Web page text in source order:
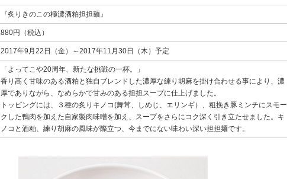
『炙りきのこの極濃酒粕担担麺』
880円（税込）
2017年9月22日（金）～2017年11月30日（木）予定
「よってこや20周年、新たな挑戦の一杯。」
香り高く甘味のある酒粕と独自ブレンドした濃厚な練り胡麻を掛け合わせる事により、濃
厚でありながら、なめらかで甘みのある担担スープに仕上げました。
トッピングには、３種の炙りキノコ(舞茸、しめじ、エリンギ）、粗挽き豚ミンチにスモー
クした鴨肉を加えた自家製肉味噌を加え、スープをさらにコク深く引き立たせました。キ
ノコと酒粕、練り胡麻の風味が際立つ、今までにない味わい深い担担麺です。